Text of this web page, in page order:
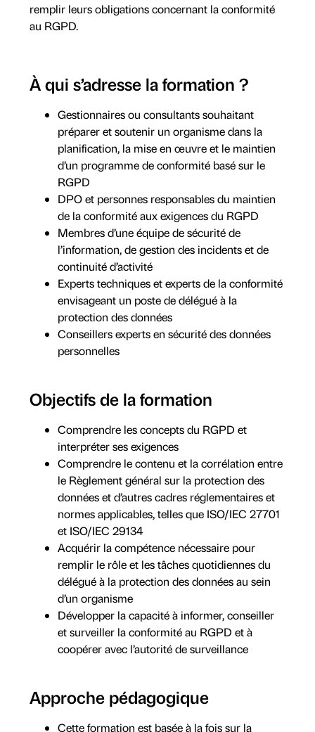
remplir leurs obligations concernant la conformité
au RGPD.
À qui s’adresse la formation ?
Gestionnaires ou consultants souhaitant
préparer et soutenir un organisme dans la
planification, la mise en œuvre et le maintien
d’un programme de conformité basé sur le
RGPD
DPO et personnes responsables du maintien
de la conformité aux exigences du RGPD
Membres d’une équipe de sécurité de
l’information, de gestion des incidents et de
continuité d’activité
Experts techniques et experts de la conformité
envisageant un poste de délégué à la
protection des données
Conseillers experts en sécurité des données
personnelles
Objectifs de la formation
Comprendre les concepts du RGPD et
interpréter ses exigences
Comprendre le contenu et la corrélation entre
le Règlement général sur la protection des
données et d’autres cadres réglementaires et
normes applicables, telles que ISO/IEC 27701
et ISO/IEC 29134
Acquérir la compétence nécessaire pour
remplir le rôle et les tâches quotidiennes du
délégué à la protection des données au sein
d’un organisme
Développer la capacité à informer, conseiller
et surveiller la conformité au RGPD et à
coopérer avec l’autorité de surveillance
Approche pédagogique
Cette formation est basée à la fois sur la